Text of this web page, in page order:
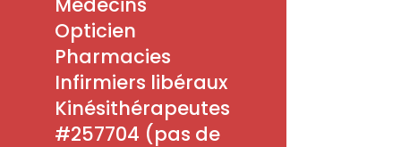
Menu
Associations
Culture
Découvrir
Économie
Éducation
Opticien
Pharmacies
Infirmiers libéraux
Kinésithérapeutes
#257704 (pas de